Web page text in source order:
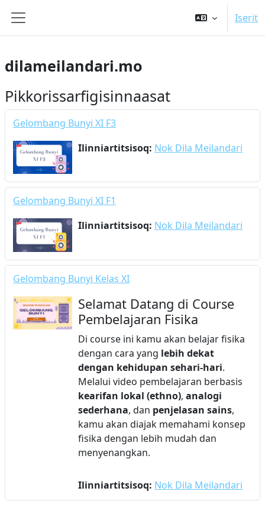
Sidepanel
Iserit
dilameilandari.mo
Pikkorissarfigisinnaasat
Gelombang Bunyi XI F3
Ilinniartitsisoq: Nok Dila Meilandari
Gelombang Bunyi XI F1
Ilinniartitsisoq: Nok Dila Meilandari
Gelombang Bunyi Kelas XI
Selamat Datang di Course
Pembelajaran Fisika
Di course ini kamu akan belajar fisika
dengan cara yang lebih dekat
dengan kehidupan sehari-hari.
Melalui video pembelajaran berbasis
kearifan lokal (ethno), analogi
sederhana, dan penjelasan sains,
kamu akan diajak memahami konsep
fisika dengan lebih mudah dan
menyenangkan.
Ilinniartitsisoq: Nok Dila Meilandari